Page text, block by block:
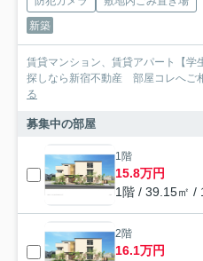
新築
賃貸マンション、賃貸アパート【学
探しなら新宿不動産 部屋コレへご
る
募集中の部屋
1階
15.8万円
1階 / 39.15㎡ /
2階
16.1万円